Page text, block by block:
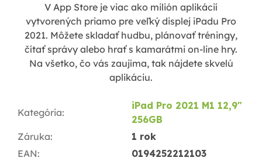
V App Store je viac ako milión aplikácií
vytvorených priamo pre veľký displej iPadu Pro
2021. Môžete skladať hudbu, plánovať tréningy,
čítať správy alebo hrať s kamarátmi on-line hry.
Na všetko, čo vás zaujíma, tak nájdete skvelú
aplikáciu.
Kategória:
iPad Pro 2021 M1 12,9"
256GB
Záruka:
1 rok
EAN:
0194252212103